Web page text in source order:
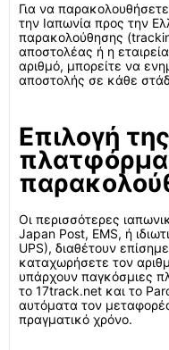
Για να
την Ιαπωνία προς την
παρακολούθησης
αποστολέας ή η
αριθμό, μπορείτε να
αποστολής σε κάθε
Επιλογή
Οι περισσότερες
Japan Post, EMS, ή
UPS), διαθέτουν
καταχωρήσετε τον
υπάρχουν παγκόσμιες
το 17track.net και το
αυτόματα τον
πραγματικό χρόνο.